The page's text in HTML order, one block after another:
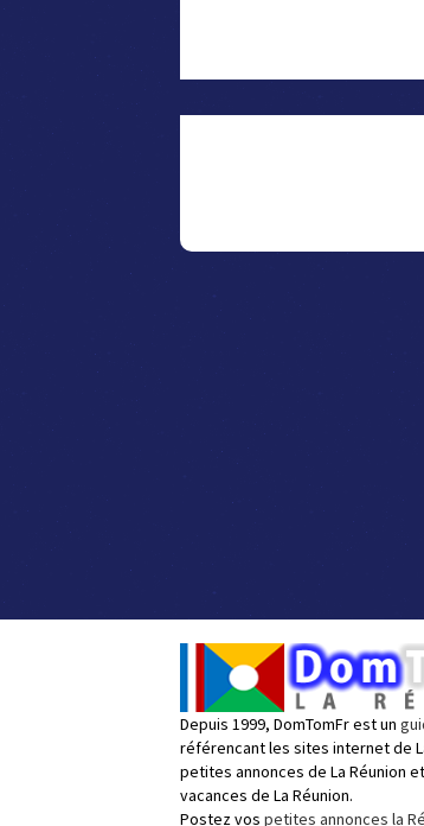
Depuis 1999, DomTomFr est un
référencant les sites internet de
petites annonces de La Réunion
vacances de La Réunion.
Postez vos petites annonces la